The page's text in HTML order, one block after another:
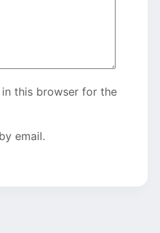
in this browser for the
email.